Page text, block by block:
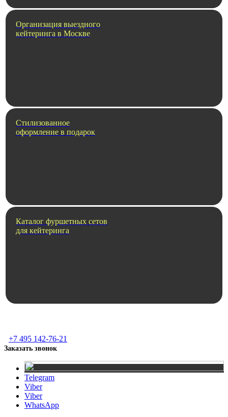
Организация выездного
кейтеринга в Москве
Стилизованное
оформление в подарок
Каталог фуршетных сетов
для кейтеринга
+7 495 142-76-21
Заказать звонок
Telegram
Viber
Viber
WhatsApp